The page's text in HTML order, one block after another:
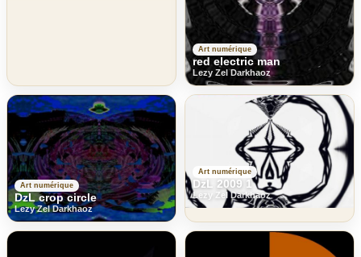
Art numérique
red electric man
Lezy Zel Darkhaoz
Art numérique
DzL crop circle
Lezy Zel Darkhaoz
Art numérique
DzL 2009 1
Lezy Zel Darkhaoz